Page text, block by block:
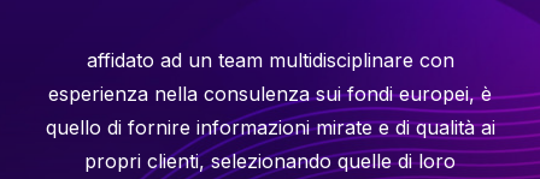
affidato ad un team multidisciplinare con
esperienza nella consulenza sui fondi europei, è
quello di fornire informazioni mirate e di qualità ai
propri clienti, selezionando quelle di loro